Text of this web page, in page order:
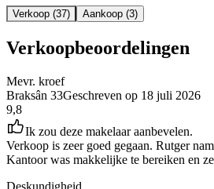
Verkoop (37) Aankoop (3)
Verkoopbeoordelingen
Mevr. kroef
Braksân 33Geschreven op 18 juli 2026
9,8
Ik zou deze makelaar aanbevelen.
Verkoop is zeer goed gegaan. Rutger
Kantoor was makkelijke te bereiken en
Deskundigheid